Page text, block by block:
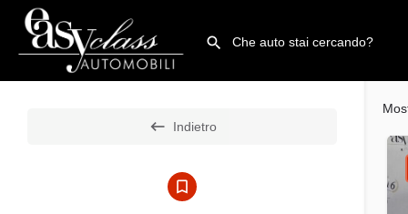
Indietro